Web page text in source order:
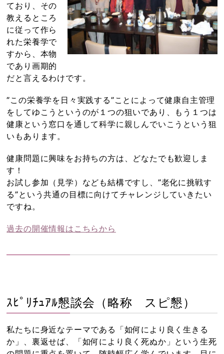
ており、その
教えるところ
に従って作ら
れた栄養学で
すから、本物
であり画期的
だと言えるわけです。
”この栄養学を日々実践する”ことによって健康自主管理
をしてゆこうというのが１つの狙いであり、もう１つは
健康という窓口を通して科学に親しんでいこうという狙
いもあります。
健康問題に興味をお持ちの方は、どなたでも歓迎しま
す！
お試し参加（見学）なども結構ですし、”老化に挑戦す
る”という共通の目標に向けてチャレンジしていきたい
ですね。
過去の開催情報はこちらから
ｽﾋﾟﾘﾁｭｱﾙ懇談会（略称 スピ懇）
私たちに身近なテーマである「如何により良く生きる
か」、裏返せば、「如何により良く死ぬか」という生死